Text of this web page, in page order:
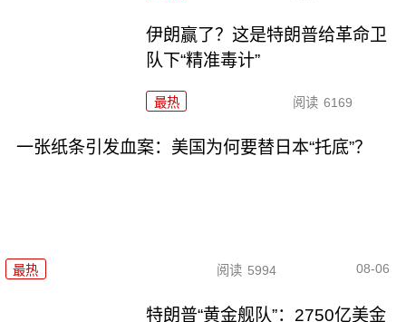
伊朗赢了？这是特朗普给革命卫
队下“精准毒计”
最热 阅读 6169
一张纸条引发血案：美国为何要替日本“托底”？
最热 阅读 5994 08-06
特朗普“黄金舰队”：2750亿美金